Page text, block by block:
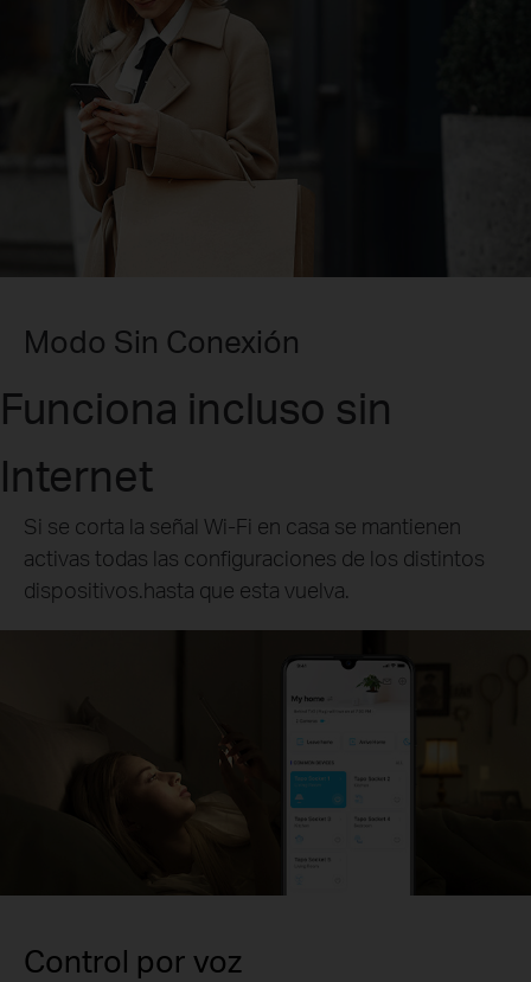
Modo Sin Conexión
Funciona incluso sin
Internet
Si se corta la señal Wi-Fi en casa se mantienen
activas todas las configuraciones de los distintos
dispositivos.hasta que esta vuelva.
Control por voz